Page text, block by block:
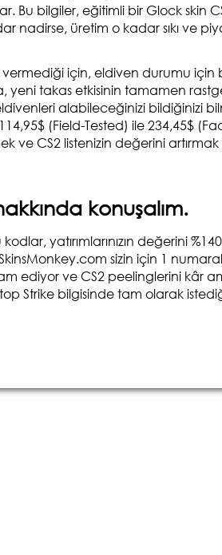
Bu bilgiler, eğitimli bir Glock skin
nadirse, üretim o kadar sıkı ve
için, eldiven durumu için
yeni takas etkisinin tamamen
alabileceğinizi bildiğinizi
(Field-Tested) ile 234,45$
ve CS2 listenizin değerini
konuşalım.
yatırımlarınızın değerini
sizin için 1
ediyor ve CS2 peelinglerini kâr
Strike bilgisinde tam olarak